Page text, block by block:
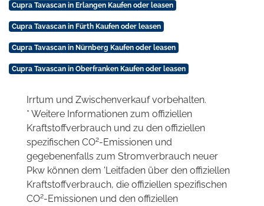
Cupra Tavascan in Erlangen Kaufen oder leasen
Cupra Tavascan in Fürth Kaufen oder leasen
Cupra Tavascan in Nürnberg Kaufen oder leasen
Cupra Tavascan in Oberfranken Kaufen oder leasen
Irrtum und Zwischenverkauf vorbehalten.
* Weitere Informationen zum offiziellen
Kraftstoffverbrauch und zu den offiziellen
spezifischen CO2-Emissionen und
gegebenenfalls zum Stromverbrauch neuer
Pkw können dem 'Leitfaden über den offiziellen
Kraftstoffverbrauch, die offiziellen spezifischen
CO2-Emissionen und den offiziellen